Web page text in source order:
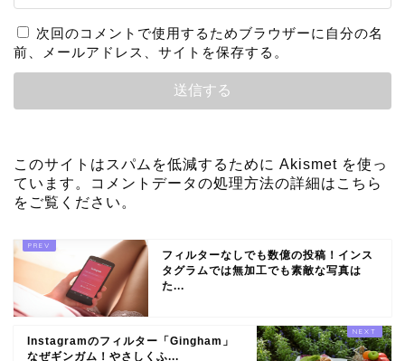
次回のコメントで使用するためブラウザーに自分の名
前、メールアドレス、サイトを保存する。
このサイトはスパムを低減するために Akismet を使っ
ています。
コメントデータの処理方法の詳細はこちら
をご覧ください 。
フィルターなしでも数億の投稿！インス
タグラムでは無加工でも素敵な写真は
た...
Instagramのフィルター「Gingham」
なぜギンガム！やさしくふ...